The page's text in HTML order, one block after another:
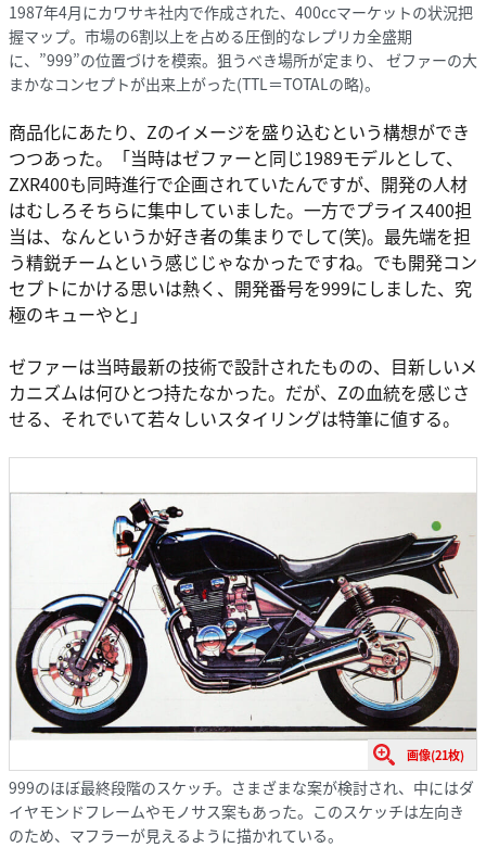
1987年4月にカワサキ社内で作成された、400ccマーケットの状況把
握マップ。市場の6割以上を占める圧倒的なレプリカ全盛期
に、”999”の位置づけを模索。狙うべき場所が定まり、 ゼファーの大
まかなコンセプトが出来上がった(TTL＝TOTALの略)。
商品化にあたり、Zのイメージを盛り込むという構想ができ
つつあった。「当時はゼファーと同じ1989モデルとして、
ZXR400も同時進行で企画されていたんですが、開発の人材
はむしろそちらに集中していました。一方でプライス400担
当は、なんというか好き者の集まりでして(笑)。最先端を担
う精鋭チームという感じじゃなかったですね。でも開発コン
セプトにかける思いは熱く、開発番号を999にしました、究
極のキューやと」
ゼファーは当時最新の技術で設計されたものの、目新しいメ
カニズムは何ひとつ持たなかった。だが、Zの血統を感じさ
せる、それでいて若々しいスタイリングは特筆に値する。
画像(21枚)
999のほぼ最終段階のスケッチ。さまざまな案が検討され、中にはダ
イヤモンドフレームやモノサス案もあった。このスケッチは左向き
のため、マフラーが見えるように描かれている。